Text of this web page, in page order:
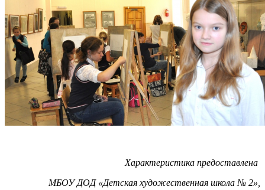
Характеристика предоставлена
МБОУ ДОД «Детская художественная школа № 2»,